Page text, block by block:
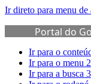
Ir direto para menu de
Portal do
de Governo
Ir para o
Ir para o menu 2
Ir para a busca 3